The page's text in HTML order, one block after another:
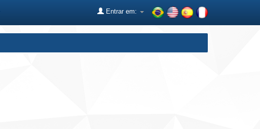
Entrar em: